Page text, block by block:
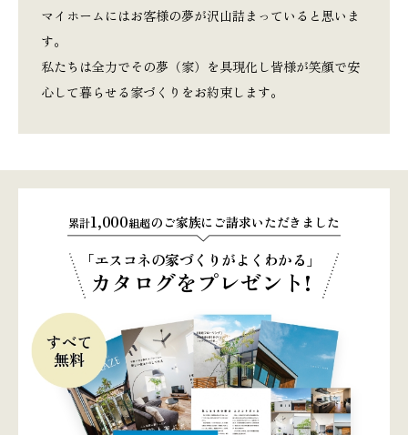
マイホームにはお客様の夢が沢山詰まっていると思いま
す。
私たちは全力でその夢（家）を具現化し皆様が笑顔で安
心して暮らせる家づくりをお約束します。
累計1,000組超のご家族にご請求いただきました
「エスコネの家づくりがよくわかる」
カタログをプレゼント!